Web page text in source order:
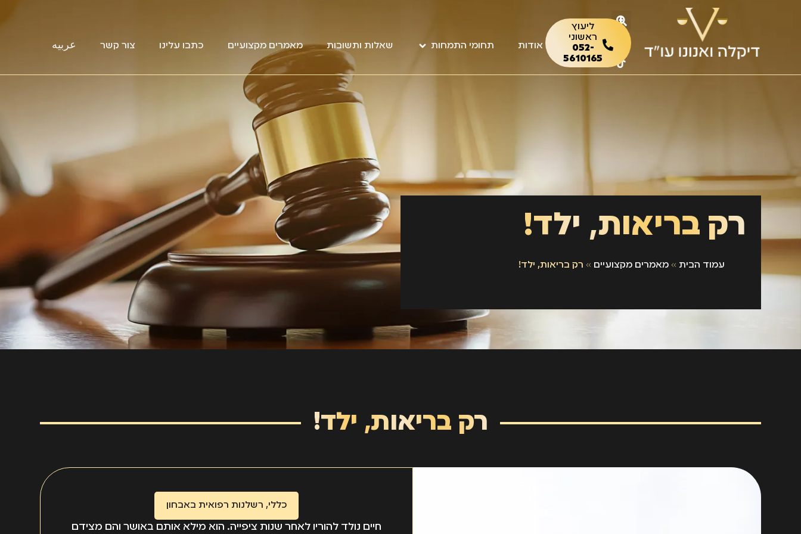
ליעוץ
ראשוני
052-
5610165
אודות תחומי התמחות שאלות ותשובות מאמרים מקצועיים כתבו עלינו צור קשר عربيه
רק בריאות, ילד!
עמוד הבית» מאמרים מקצועיים » רק בריאות, ילד!
רק בריאות, ילד!
כללי, רשלנות רפואית באבחון
חיים נולד להוריו לאחר שנות ציפייה. הוא מילא אותם באושר והם מצידם